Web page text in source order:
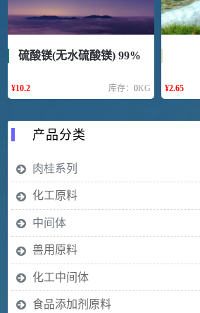
硫酸镁(无水硫酸镁) 99%
¥10.2 库存： 0KG ¥2.65
产品分类
肉桂系列
化工原料
中间体
兽用原料
化工中间体
食品添加剂原料